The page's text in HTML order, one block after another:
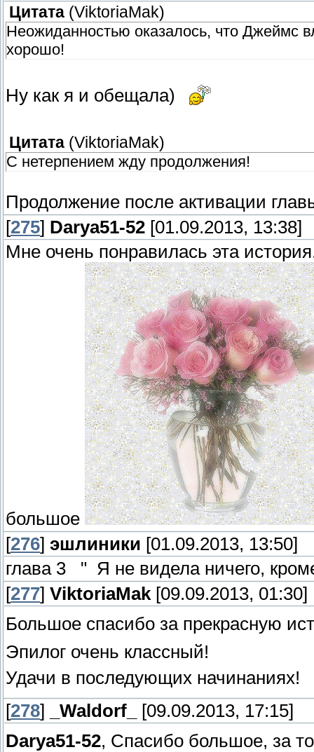
Цитата (ViktoriaMak)
Неожиданностью оказалось, что Джеймс
хорошо!
Ну как я и обещала)
Цитата (ViktoriaMak)
С нетерпением жду продолжения!
Продолжение после активации
[275] Darya51-52 [01.09.2013, 13:38]
Мне очень понравилась эта
большое
[276] эшлиники [01.09.2013, 13:50]
глава 3 " Я не видела ничего,
[277] ViktoriaMak [09.09.2013, 01:30]
Большое спасибо за прекрасную
Эпилог очень классный!
Удачи в последующих начинаниях!
[278] _Waldorf_
[09.09.2013, 17:15]
Darya51-52, Спасибо большое, за